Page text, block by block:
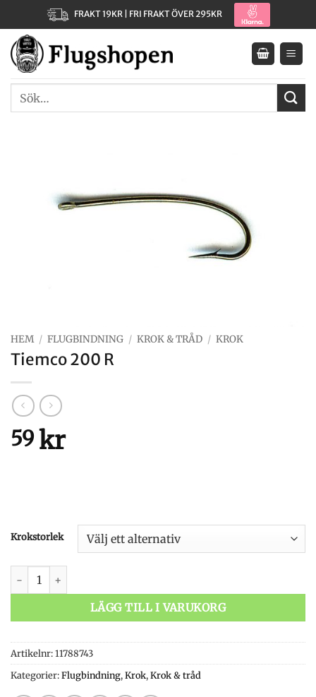
to
content
FRAKT 19KR | FRI FRAKT ÖVER 295KR
HEM / FLUGBINDNING / KROK & TRÅD / KROK
Tiemco 200 R
59kr
Krokstorlek
Tiemco 200 R mängd
LÄGG TILL I VARUKORG
Artikelnr:11788743
Kategorier:Flugbindning,Krok,Krok & tråd